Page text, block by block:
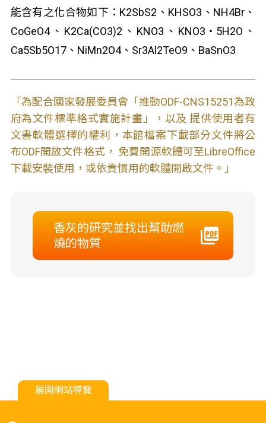
能含有之化合物如下：K2SbS2 、KHSO3 、NH4Br、
CoGeO4、K2Ca(CO3)2 、KNO3 、KNO3 ‧5H2O、
Ca5Sb5O17、NiMn2O4、Sr3Al 2TeO9 、BaSnO3
「為配合國家發展委員會「推動ODF-CNS15251為政
府為文件標準格式實施計畫」，以及 提供使用者有
文書軟體選擇的權利，本館檔案下載部分文件將公
布ODF開放文件格式， 免費開源軟體可至LibreOffice
下載安裝使用，或依貴慣用的軟體開啟文件。」
香灰的研究並找出幫助燃
燒的物質
展開網站導覽